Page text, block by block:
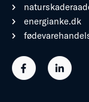
energianke.dk